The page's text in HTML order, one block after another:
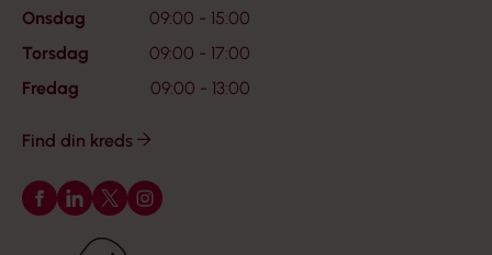
Onsdag
09:00 - 15:00
Torsdag
09:00 - 17:00
Fredag
09:00 - 13:00
Find din kreds
Følg os på Facebook
Følg os på LinkedIn
Følg os på X
Følg os på Instagram